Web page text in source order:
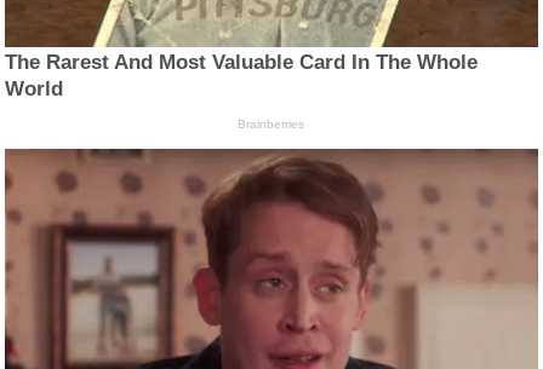
The Rarest And Most Valuable Card In The Whole
World
Brainberries